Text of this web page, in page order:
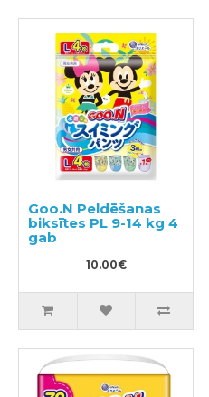
Goo.N Peldēšanas
biksītes PL 9-14 kg 4
gab
10.00€